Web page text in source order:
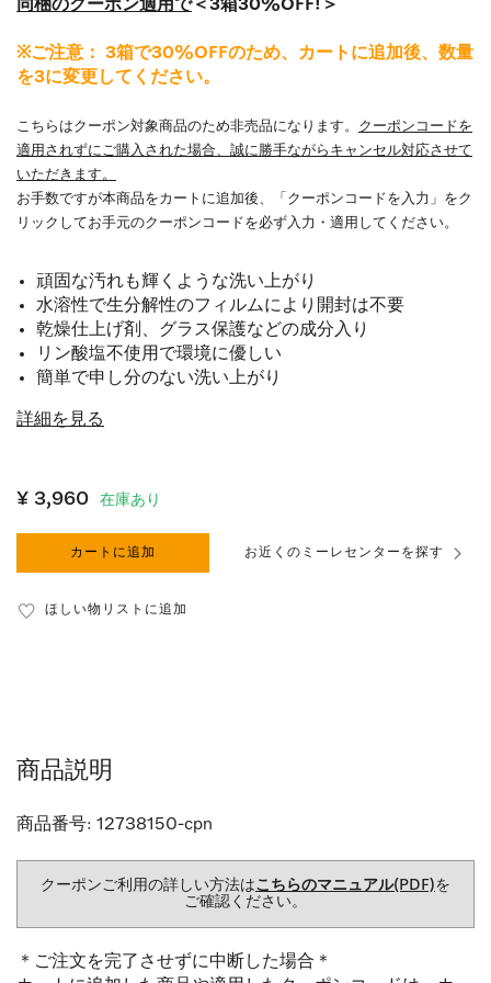
同梱のクーポン適用で＜3箱30%OFF!＞
※ご注意： 3箱で30%OFFのため、カートに追加後、数量
を3に変更してください。
こちらはクーポン対象商品のため非売品になります。 クーポンコードを
適用されずにご購入された場合、誠に勝手ながらキャンセル対応させて
いただきます。
お手数ですが本商品をカートに追加後、「クーポンコードを入力」をク
リックしてお手元のクーポンコードを必ず入力・適用してください。
頑固な汚れも輝くような洗い上がり
水溶性で生分解性のフィルムにより開封は不要
乾燥仕上げ剤、グラス保護などの成分入り
リン酸塩不使用で環境に優しい
簡単で申し分のない洗い上がり
詳細を見る
¥ 3,960 在庫あり
カートに追加 お近くのミーレセンターを探す
ほしい物リストに追加
商品説明
商品番号: 12738150-cpn
クーポンご利用の詳しい方法はこちらのマニュアル(PDF)を
ご確認ください。
＊ご注文を完了させずに中断した場合＊